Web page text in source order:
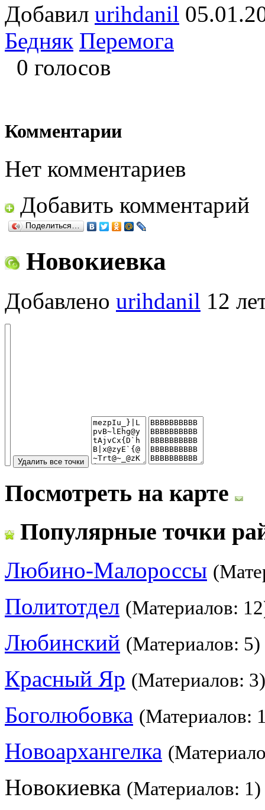
Добавил urihdanil
Бедняк Перемога
0 голосов
Комментарии
Нет комментариев
Добавить комментарий
Поделиться…
Новокиевка
Добавлено urihdanil 12
Посмотреть на карте
Популярные точки
Любино-Малороссы
Политотдел (Материалов:
Любинский (Материалов: 5)
Красный Яр (Материалов: 3)
Боголюбовка (Материалов:
Новоархангелка
Новокиевка (Материалов: 1)